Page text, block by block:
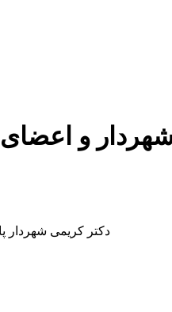
شهردار و
دکتر کریمی شهردار